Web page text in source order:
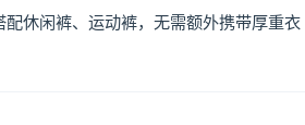
休闲裤、运动裤，无需额外携带厚重衣